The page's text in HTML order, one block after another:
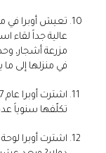
عالية جداً لقاء
مزرعة أشجار،
في منزلها إلى ما يقارب الـ
تكلّفها سنوياً